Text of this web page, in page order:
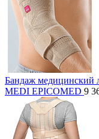
Бандаж медицинский
MEDI EPICOMED 9